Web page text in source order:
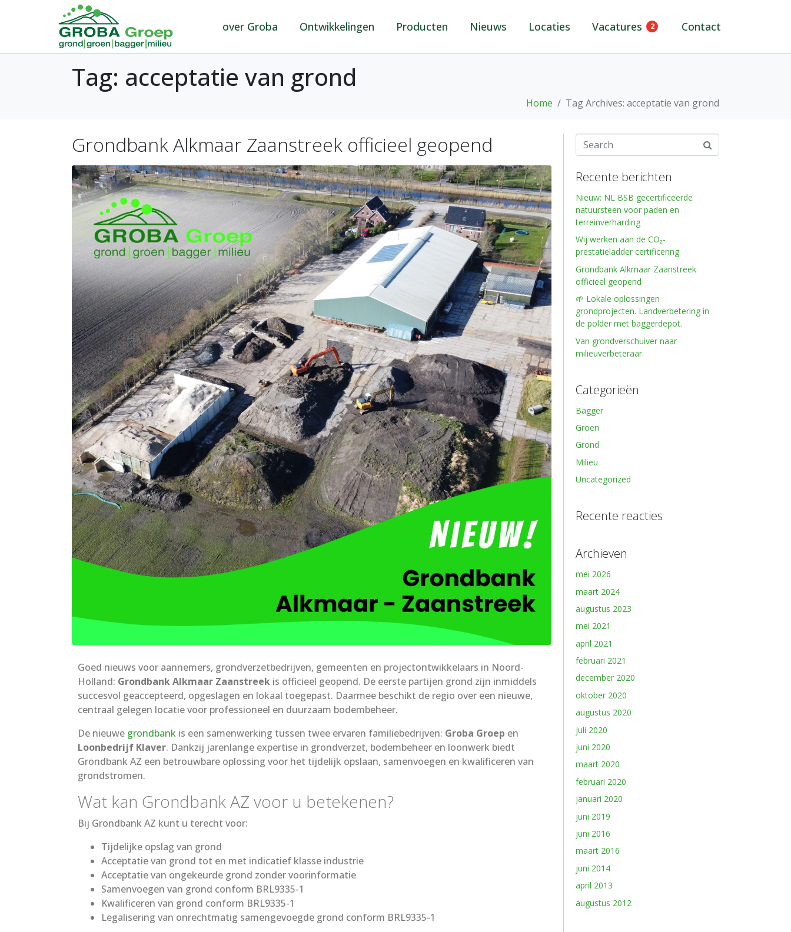
over Groba Ontwikkelingen Producten Nieuws Locaties Vacatures 2 Contact
Tag: acceptatie van grond
Home Tag Archives: acceptatie van grond
Grondbank Alkmaar Zaanstreek officieel geopend
Goed nieuws voor aannemers, grondverzetbedrijven, gemeenten en projectontwikkelaars in Noord-
Holland: Grondbank Alkmaar Zaanstreek is officieel geopend. De eerste partijen grond zijn inmiddels
succesvol geaccepteerd, opgeslagen en lokaal toegepast. Daarmee beschikt de regio over een nieuwe,
centraal gelegen locatie voor professioneel en duurzaam bodembeheer.
De nieuwe grondbank is een samenwerking tussen twee ervaren familiebedrijven: Groba Groep en
Loonbedrijf Klaver. Dankzij jarenlange expertise in grondverzet, bodembeheer en loonwerk biedt
Grondbank AZ een betrouwbare oplossing voor het tijdelijk opslaan, samenvoegen en kwalificeren van
grondstromen.
Wat kan Grondbank AZ voor u betekenen?
Bij Grondbank AZ kunt u terecht voor:
Tijdelijke opslag van grond
Acceptatie van grond tot en met indicatief klasse industrie
Acceptatie van ongekeurde grond zonder voorinformatie
Samenvoegen van grond conform BRL9335-1
Kwalificeren van grond conform BRL9335-1
Legalisering van onrechtmatig samengevoegde grond conform BRL9335-1
Recente berichten
Nieuw: NL BSB gecertificeerde
natuursteen voor paden en
terreinverharding
Wij werken aan de CO₂-
prestatieladder certificering
Grondbank Alkmaar Zaanstreek
officieel geopend
🌱 Lokale oplossingen
grondprojecten. Landverbetering in
de polder met baggerdepot.
Van grondverschuiver naar
milieuverbeteraar.
Categorieën
Bagger
Groen
Grond
Milieu
Uncategorized
Recente reacties
Archieven
mei 2026
maart 2024
augustus 2023
mei 2021
april 2021
februari 2021
december 2020
oktober 2020
augustus 2020
juli 2020
juni 2020
maart 2020
februari 2020
januari 2020
juni 2019
juni 2016
maart 2016
juni 2014
april 2013
augustus 2012